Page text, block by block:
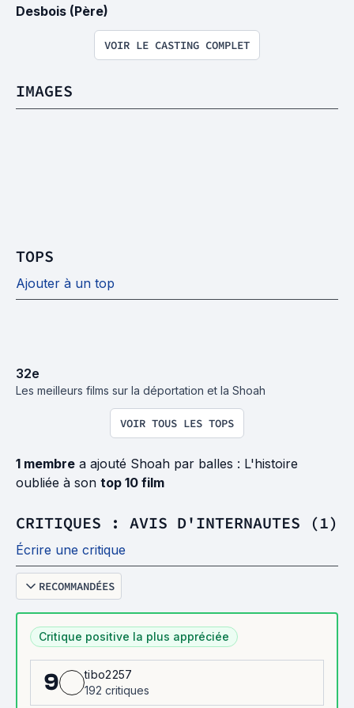
Desbois (Père)
VOIR LE CASTING COMPLET
IMAGES
TOPS
Ajouter à un top
32e
Les meilleurs films sur la déportation et la Shoah
VOIR TOUS LES TOPS
1 membre a ajouté Shoah par balles : L'histoire
oubliée à son top 10 film
CRITIQUES : AVIS D'INTERNAUTES (1)
Écrire une critique
RECOMMANDÉES
Critique positive la plus appréciée
9
tibo2257
192 critiques